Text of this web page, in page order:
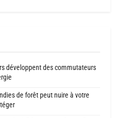
développent des commutateurs
de forêt peut nuire à votre